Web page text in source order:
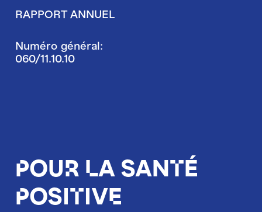
RAPPORT ANNUEL
Numéro général:
060/11.10.10
Pour la santé
positive